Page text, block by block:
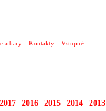
a bary Kontakty Vstupné
2017 2016 2015 2014 2013